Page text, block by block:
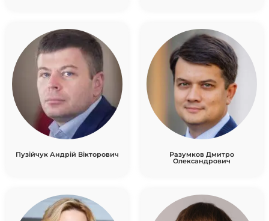
Пузійчук Андрій Вікторович Разумков Дмитро
Олександрович